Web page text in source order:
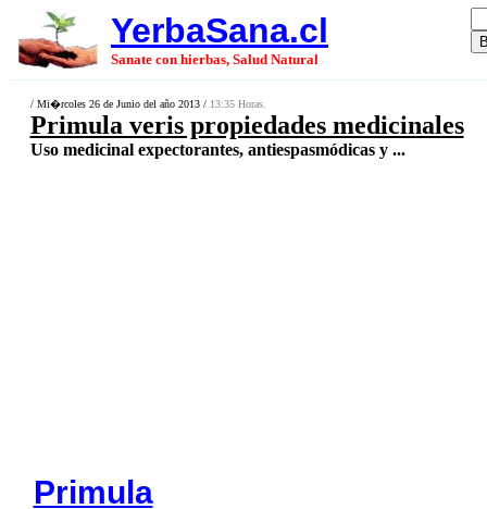
YerbaSana.cl
Sanate con hierbas, Salud Natural
/ Mi�rcoles 26 de Junio del año 2013 / 13:35 Horas.
Primula veris propiedades medicinales
Uso medicinal expectorantes, antiespasmódicas y ...
Primula